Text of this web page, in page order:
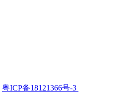
粤ICP备18121366号-3